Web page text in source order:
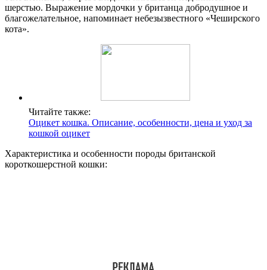
шерстью. Выражение мордочки у британца добродушное и
благожелательное, напоминает небезызвестного «Чеширского
кота».
Читайте также:
Оцикет кошка. Описание, особенности, цена и уход за
кошкой оцикет
Характеристика и особенности породы британской
короткошерстной кошки: